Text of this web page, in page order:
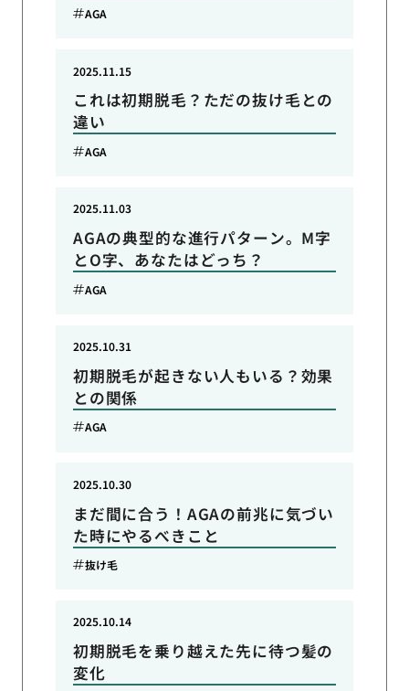
AGA
これは初期脱毛？ただの抜け毛との
違い
2025.11.15
AGA
AGAの典型的な進行パターン。M字
とO字、あなたはどっち？
2025.11.03
AGA
初期脱毛が起きない人もいる？効果
との関係
2025.10.31
AGA
まだ間に合う！AGAの前兆に気づい
た時にやるべきこと
2025.10.30
抜け毛
初期脱毛を乗り越えた先に待つ髪の
変化
2025.10.14